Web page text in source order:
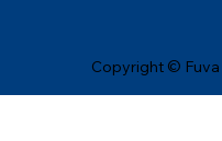
Copyright ©